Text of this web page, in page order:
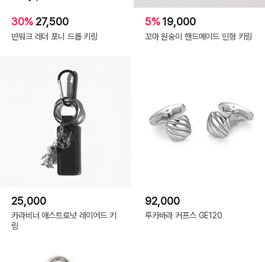
30% 27,500
반워크 레더 포니 드롭 키링
5%19,000
꼬마 원숭이 핸드메이드 인형 키링
25,000
카라비너 애스트로넛 레이어드 키
링
92,000
루카바라 커프스 GE120